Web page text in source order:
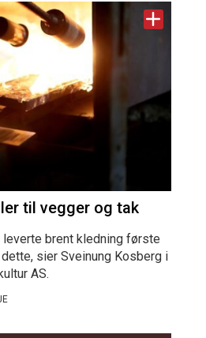
til vegger og tak
leverte brent kledning første
sier Sveinung Kosberg i
AS.